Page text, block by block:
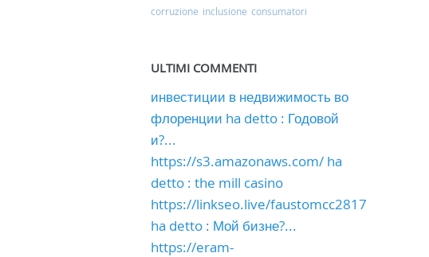
corruzione inclusione consumatori
ULTIMI COMMENTI
инвестиции в недвижимость во
флоренции ha detto : Годовой
и?...
https://s3.amazonaws.com/ ha
detto : the mill casino
https://linkseo.live/faustomcc2817
ha detto : Мой бизне?...
https://eram-